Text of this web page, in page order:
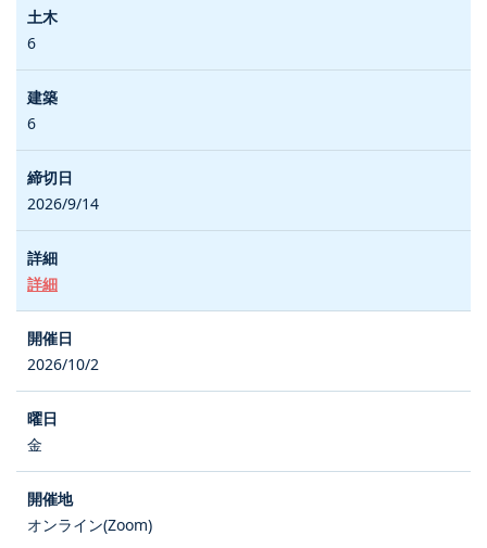
6
6
2026/9/14
詳細
2026/10/2
金
オンライン(Zoom)